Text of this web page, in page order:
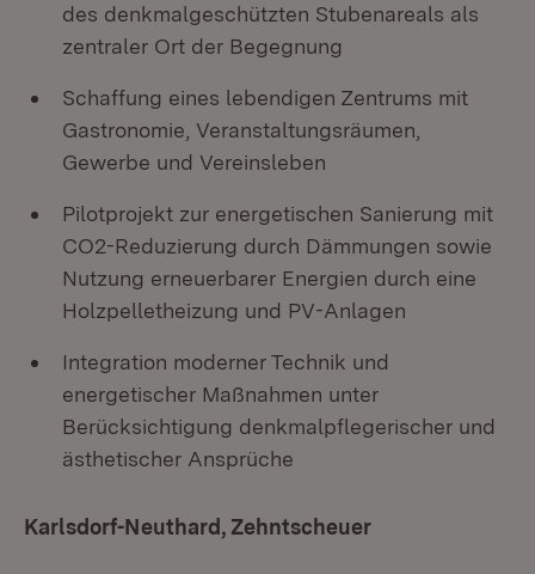
des denkmalgeschützten Stubenareals als
zentraler Ort der Begegnung
Schaffung eines lebendigen Zentrums mit
Gastronomie, Veranstaltungsräumen,
Gewerbe und Vereinsleben
Pilotprojekt zur energetischen Sanierung mit
CO2-Reduzierung durch Dämmungen sowie
Nutzung erneuerbarer Energien durch eine
Holzpelletheizung und PV-Anlagen
Integration moderner Technik und
energetischer Maßnahmen unter
Berücksichtigung denkmalpflegerischer und
ästhetischer Ansprüche
Karlsdorf-Neuthard, Zehntscheuer